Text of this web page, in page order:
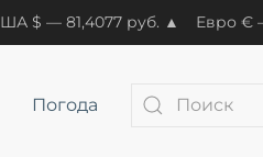
$ — 81,4077 руб. ▲ Евро €
Погода